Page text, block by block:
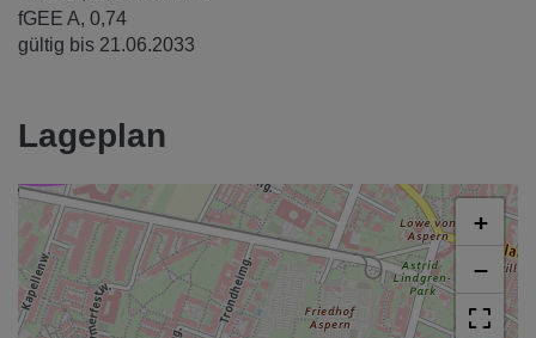
fGEE A, 0,74
gültig bis 21.06.2033
Lageplan
+
−